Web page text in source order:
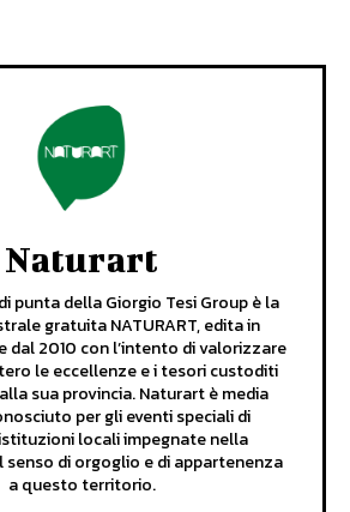
Naturart
punta della Giorgio Tesi Group è la
gratuita NATURART, edita in
dal 2010 con l’intento di valorizzare
le eccellenze e i tesori custoditi
sua provincia. Naturart è media
per gli eventi speciali di
locali impegnate nella
di orgoglio e di appartenenza
a questo territorio.